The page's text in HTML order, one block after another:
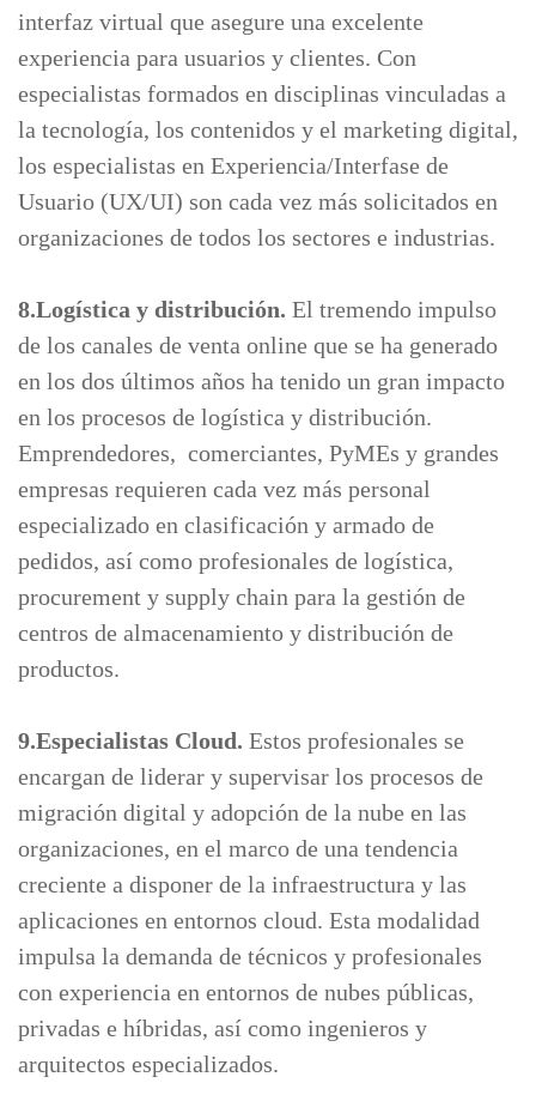
interfaz virtual que asegure una excelente
experiencia para usuarios y clientes. Con
especialistas formados en disciplinas vinculadas a
la tecnología, los contenidos y el marketing digital,
los especialistas en Experiencia/Interfase de
Usuario (UX/UI) son cada vez más solicitados en
organizaciones de todos los sectores e industrias.
8.Logística y distribución. El tremendo impulso
de los canales de venta online que se ha generado
en los dos últimos años ha tenido un gran impacto
en los procesos de logística y distribución.
Emprendedores, comerciantes, PyMEs y grandes
empresas requieren cada vez más personal
especializado en clasificación y armado de
pedidos, así como profesionales de logística,
procurement y supply chain para la gestión de
centros de almacenamiento y distribución de
productos.
9.Especialistas Cloud. Estos profesionales se
encargan de liderar y supervisar los procesos de
migración digital y adopción de la nube en las
organizaciones, en el marco de una tendencia
creciente a disponer de la infraestructura y las
aplicaciones en entornos cloud. Esta modalidad
impulsa la demanda de técnicos y profesionales
con experiencia en entornos de nubes públicas,
privadas e híbridas, así como ingenieros y
arquitectos especializados.